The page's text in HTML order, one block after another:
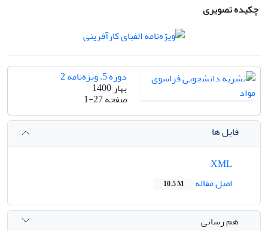
چکیده تصویری
دوره 5، ویژه‌نامه 2
بهار 1400
صفحه1-27
فایل ها
اصل مقاله
10.5 M
هم رسانی